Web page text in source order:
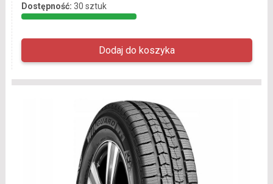
Dostępność: 30 sztuk